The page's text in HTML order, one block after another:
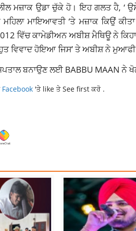
ਮਜ਼ਾਕ ਉਡਾ ਚੁੱਕੇ ਹੋ। ਇਹ ਗਲਤ ਹੈ,
ਮਾਇਆਵਤੀ ‘ਤੇ ਮਜ਼ਾਕ ਕਿਉਂ
ਵਿੱਚ ਕਾਮੇਡੀਅਨ ਅਬੀਸ਼ ਮੈਥਿਊ ਨੇ
ਵਿਵਾਦ ਹੋਇਆ ਜਿਸ’ ਤੇ ਅਬੀਸ਼ ਨੇ ਮੁਆਫੀ
ਬਨਾਉਣ ਲਈ BABBU MAAN ਨੇ
Facebook 'ਤੇ like ਤੇ See first ਕਰੋ .